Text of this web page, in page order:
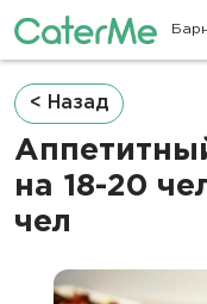
Строка
навигации
< Назад
на 18-20
чел